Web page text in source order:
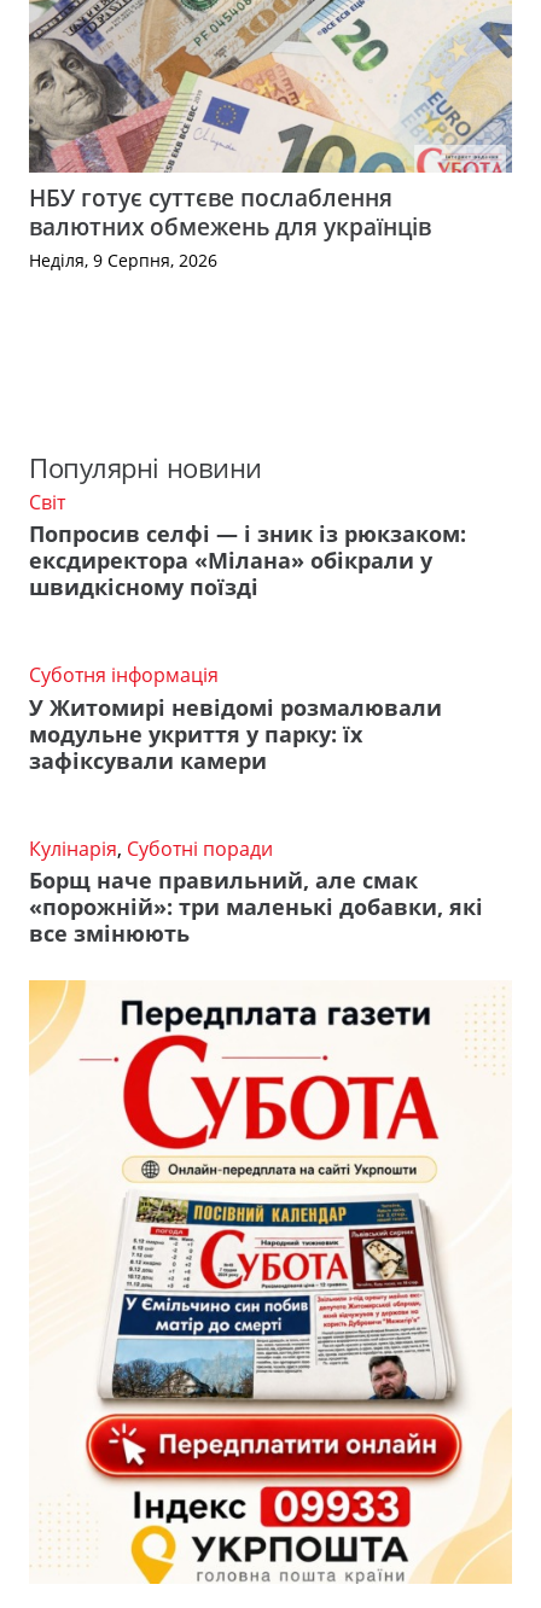
НБУ готує суттєве послаблення
валютних обмежень для українців
Неділя, 9 Серпня, 2026
Популярні новини
Світ
Попросив селфі — і зник із рюкзаком:
ексдиректора «Мілана» обікрали у
швидкісному поїзді
Суботня інформація
У Житомирі невідомі розмалювали
модульне укриття у парку: їх
зафіксували камери
Кулінарія, Суботні поради
Борщ наче правильний, але смак
«порожній»: три маленькі добавки, які
все змінюють